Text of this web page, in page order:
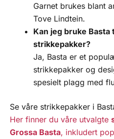
Garnet brukes blant
Tove Lindtein.
Kan jeg bruke
strikkepakker?
Ja, Basta er et
strikkepakker og
spesielt plagg med
Se våre strikkepakker i
Her finner du våre utvalgte
Grossa Basta, inkludert